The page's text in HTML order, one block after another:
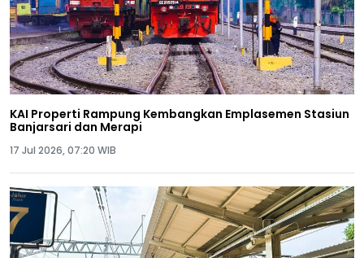
KAI Properti Rampung Kembangkan Emplasemen Stasiun
Banjarsari dan Merapi
17 Jul 2026, 07:20 WIB